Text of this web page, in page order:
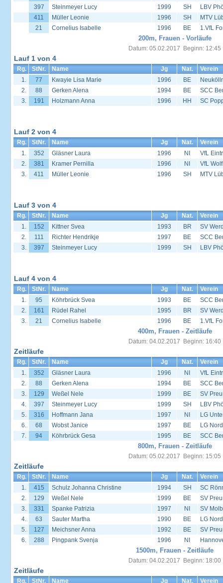
397
Steinmeyer Lucy 1999 SH
LBV
411
Müller Leonie 1996 SH
MTV
21
Cornelius Isabelle 1996 BE 1.VfL
200m, Frauen - Vorläufe
Datum: 05.02.2017 Beginn: 12:45
Lauf 1 von 4
Rg. StNr. Name Jg Nat.
Verein
1.
77 Kwayie Lisa Marie 1996 BE
2.
88 Gerken Alena 1994 BE
SCC
3.
191 Holzmann Anna 1996 HH SC
Lauf 2 von 4
Rg. StNr. Name Jg Nat.
Verein
1.
352 Gläsner Laura 1996 NI
VfL
2.
381 Kramer Pernilla 1996 NI
VfL
3.
411 Müller Leonie 1996 SH MTV
Lauf 3 von 4
Rg. StNr. Name Jg Nat.
Verein
1.
152 Kittner Svea 1993 BR
SV
2.
111 Richter Hendrikje 1997 BE
SCC
3.
397 Steinmeyer Lucy 1999 SH LBV
Lauf 4 von 4
Rg. StNr. Name Jg Nat.
Verein
1.
95 Köhrbrück Svea 1993 BE
SCC
2.
161 Rüdel Rahel 1995 BR
SV
3.
21 Cornelius Isabelle 1996 BE 1.VfL
400m, Frauen - Zeitläufe
Datum: 04.02.2017 Beginn: 16:40
Zeitläufe
Rg. StNr. Name Jg Nat.
Verein
1.
352 Gläsner Laura 1996 NI
VfL
2.
88 Gerken Alena 1994 BE
SCC
3.
129 Weßel Nele 1999 BE
SV
4.
397 Steinmeyer Lucy 1999 SH
LBV
5.
316 Hoffmann Jana 1997 NI
LG
6.
68 Wobst Janice 1997 BE
LG
7.
94 Köhrbrück Gesa 1995 BE SCC
800m, Frauen - Zeitläufe
Datum: 05.02.2017 Beginn: 15:05
Zeitläufe
Rg. StNr. Name Jg Nat.
Verein
1.
415 Schulz Johanna Christine 1994 SH
SC
2.
129 Weßel Nele 1999 BE
SV
3.
331 Spanke Patrizia 1997 NI
SV
4.
63 Sauter Martha 1990 BE
LG
5.
127 Meichsner Anna 1992 BE
SV
6.
288 Pingpank Svenja 1996 NI
1500m, Frauen - Zeitläufe
Datum: 04.02.2017 Beginn: 18:00
Zeitläufe
Rg. StNr. Name Jg Nat.
Verein